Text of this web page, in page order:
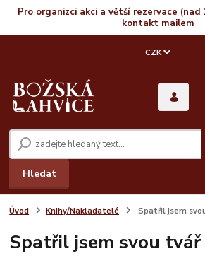
Pro organizci akci a větší rezervace
kontakt mailem
CZK
Hledat
Úvod Knihy/Nakladatelé Spatřil jsem
Spatřil jsem svou tvář